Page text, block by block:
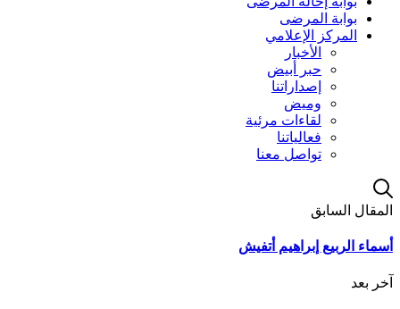
بوابة المرضى
المركز الإعلامي
الأخبار
حبر أبيض
إصداراتنا
وميض
لقاءات مرئية
فعالياتنا
تواصل معنا
المقال السابق
أسماء الربيع إبراهيم أتفيش
آخر بعد